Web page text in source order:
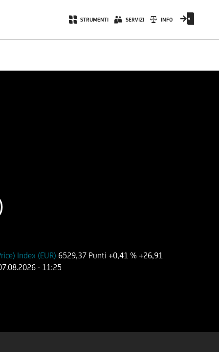
STRUMENTI SERVIZI INFO
Index (EUR) 6529,37 Punti +0,41 %+26,91
- 11:25